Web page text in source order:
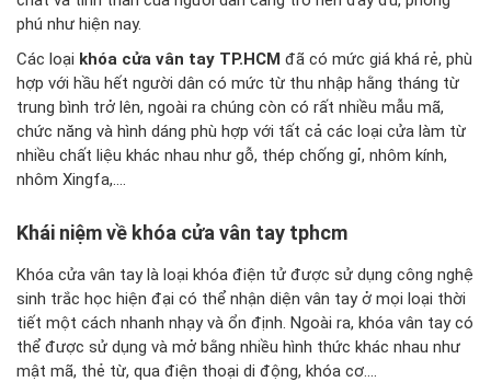
phú như hiện nay.
Các loại khóa cửa vân tay TP.HCM đã có mức giá khá rẻ, phù
hợp với hầu hết người dân có mức từ thu nhập hằng tháng từ
trung bình trở lên, ngoài ra chúng còn có rất nhiều mẫu mã,
chức năng và hình dáng phù hợp với tất cả các loại cửa làm từ
nhiều chất liệu khác nhau như gỗ, thép chống gỉ, nhôm kính,
nhôm Xingfa,....
Khái niệm về khóa cửa vân tay tphcm
Khóa cửa vân tay là loại khóa điện tử được sử dụng công nghệ
sinh trắc học hiện đại có thể nhận diện vân tay ở mọi loại thời
tiết một cách nhanh nhạy và ổn định. Ngoài ra, khóa vân tay có
thể được sử dụng và mở bằng nhiều hình thức khác nhau như
mật mã, thẻ từ, qua điện thoại di động, khóa cơ....